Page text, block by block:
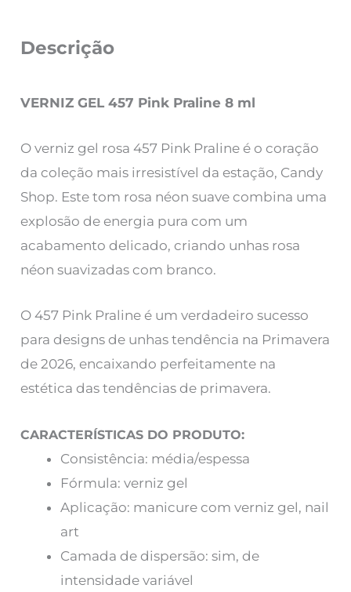
Descrição
VERNIZ GEL 457 Pink Praline 8 ml
O verniz gel rosa 457 Pink Praline é o coração
da coleção mais irresistível da estação, Candy
Shop. Este tom rosa néon suave combina uma
explosão de energia pura com um
acabamento delicado, criando unhas rosa
néon suavizadas com branco.
O 457 Pink Praline é um verdadeiro sucesso
para designs de unhas tendência na Primavera
de 2026, encaixando perfeitamente na
estética das tendências de primavera.
CARACTERÍSTICAS DO PRODUTO:
Consistência: média/espessa
Fórmula: verniz gel
Aplicação: manicure com verniz gel, nail
art
Camada de dispersão: sim, de
intensidade variável